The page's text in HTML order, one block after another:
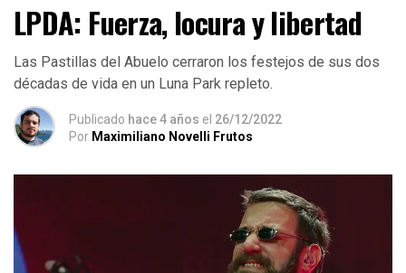
LPDA: Fuerza, locura y libertad
Las Pastillas del Abuelo cerraron los festejos de sus dos
décadas de vida en un Luna Park repleto.
Publicado hace 4 años el 26/12/2022
Por Maximiliano Novelli Frutos